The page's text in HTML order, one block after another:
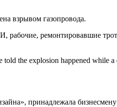
взрывом газопровода.
ремонтировавшие
the explosion happened while
принадлежала